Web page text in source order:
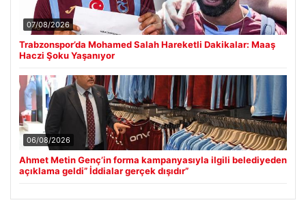
07/08/2026
Trabzonspor’da Mohamed Salah Hareketli Dakikalar: Maaş
Haczi Şoku Yaşanıyor
06/08/2026
Ahmet Metin Genç’in forma kampanyasıyla ilgili belediyeden
açıklama geldi” İddialar gerçek dışıdır”